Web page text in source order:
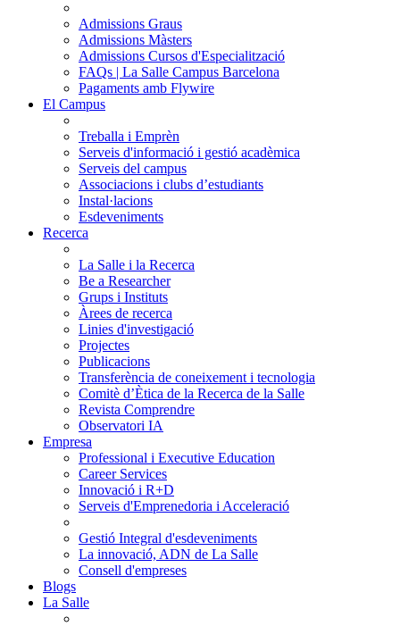
Admissions Graus
Admissions Màsters
Admissions Cursos d'Especialització
FAQs | La Salle Campus Barcelona
Pagaments amb Flywire
El Campus
Treballa i Emprèn
Serveis d'informació i gestió acadèmica
Serveis del campus
Associacions i clubs d’estudiants
Instal·lacions
Esdeveniments
Recerca
La Salle i la Recerca
Be a Researcher
Grups i Instituts
Àrees de recerca
Linies d'investigació
Projectes
Publicacions
Transferència de coneixement i tecnologia
Comitè d’Ètica de la Recerca de la Salle
Revista Comprendre
Observatori IA
Empresa
Professional i Executive Education
Career Services
Innovació i R+D
Serveis d'Emprenedoria i Acceleració
Gestió Integral d'esdeveniments
La innovació, ADN de La Salle
Consell d'empreses
Blogs
La Salle